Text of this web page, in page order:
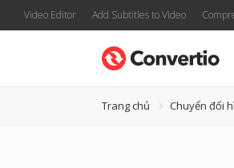
Video Editor Add Subtitles to Video
Trang chủ Chuyển đổi